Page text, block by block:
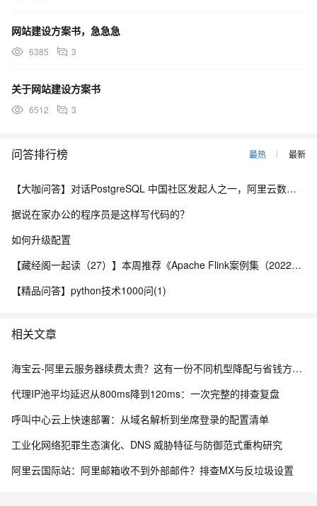
网站建设方案书，急急急
6385 3
关于网站建设方案书
6512 3
问答排行榜 最热 最新
【大咖问答】对话PostgreSQL 中国社区发起人之一，阿里云数据库高级专家 德哥
据说在家办公的程序员是这样写代码的？
如何升级配置
【藏经阁一起读（27）】本周推荐《Apache Flink案例集（2022版）》，你有哪些心得？
【精品问答】python技术1000问(1)
相关文章
海宝云-阿里云服务器续费太贵？这有一份不同机型降配与省钱方案的“榨干”测评！
代理IP池平均延迟从800ms降到120ms：一次完整的排查复盘
呼叫中心云上快速部署：从域名解析到坐席登录的配置清单
工业化网络犯罪生态演化、DNS 威胁特征与防御范式重构研究
阿里云国际站：阿里邮箱收不到外部邮件？排查MX与反垃圾设置